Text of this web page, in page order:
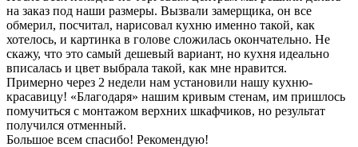
на заказ под наши размеры. Вызвали замерщика, он все
обмерил, посчитал, нарисовал кухню именно такой, как
хотелось, и картинка в голове сложилась окончательно. Не
скажу, что это самый дешевый вариант, но кухня идеально
вписалась и цвет выбрала такой, как мне нравится.
Примерно через 2 недели нам установили нашу кухню-
красавицу! «Благодаря» нашим кривым стенам, им пришлось
помучиться с монтажом верхних шкафчиков, но результат
получился отменный.
Большое всем спасибо! Рекомендую!